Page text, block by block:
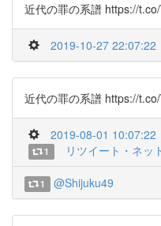
近代の罪の系譜 https://
2019-10-27 22:07:22
近代の罪の系譜 https://
2019-08-01 10:07:22
1 リツイート・ネッ
1 @Shijuku49